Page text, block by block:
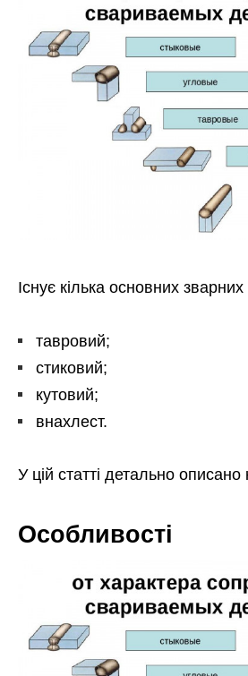
Існує кілька основних
тавровий;
стиковий;
кутовий;
внахлест.
У цій статті детально
Особливості